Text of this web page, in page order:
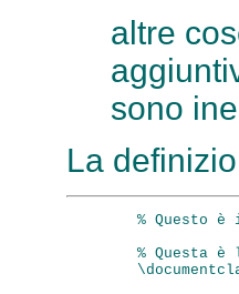
altre
sono
La
% Questo è
% Questa è